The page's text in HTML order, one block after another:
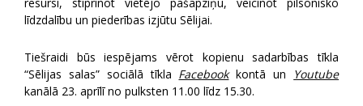
līdzdalību un piederības izjūtu Sēlijai.
Tiešraidi būs iespējams vērot kopienu sadarbības tīkla
“Sēlijas salas” sociālā tīkla Facebookkontā un Youtube
kanālā 23. aprīlī no pulksten 11.00 līdz 15.30.